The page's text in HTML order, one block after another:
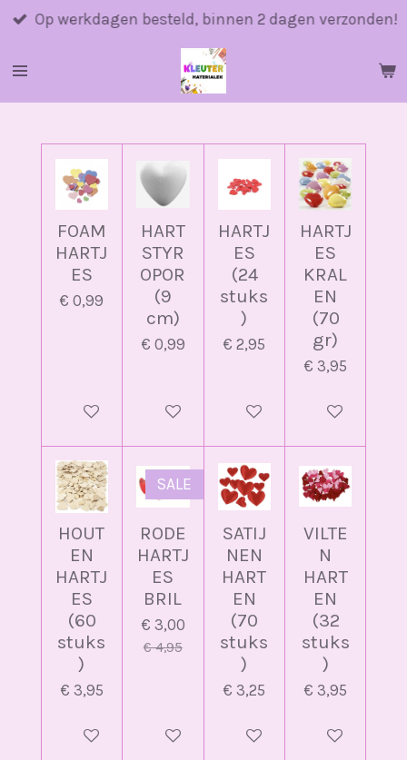
Ga
naar
Op werkdagen besteld, binnen 2 dagen verzonden!
FOAM
HARTJ
ES
€ 0,99
In winkelwagen
HART
STYR
OPOR
(9
cm)
€ 0,99
In winkelwagen
HARTJ
ES
(24
stuks
)
€ 2,95
In winkelwagen
HARTJ
ES
KRAL
EN
(70
gr)
€ 3,95
In
HOUT
EN
HARTJ
ES
(60
stuks
)
€ 3,95
In winkelwagen
SALE
RODE
HARTJ
ES
BRIL
€ 3,00
€ 4,95
In winkelwagen
SATIJ
NEN
HART
EN
(70
stuks
)
€ 3,25
In winkelwagen
VILTE
N
HART
EN
(32
stuks
)
€ 3,95
In